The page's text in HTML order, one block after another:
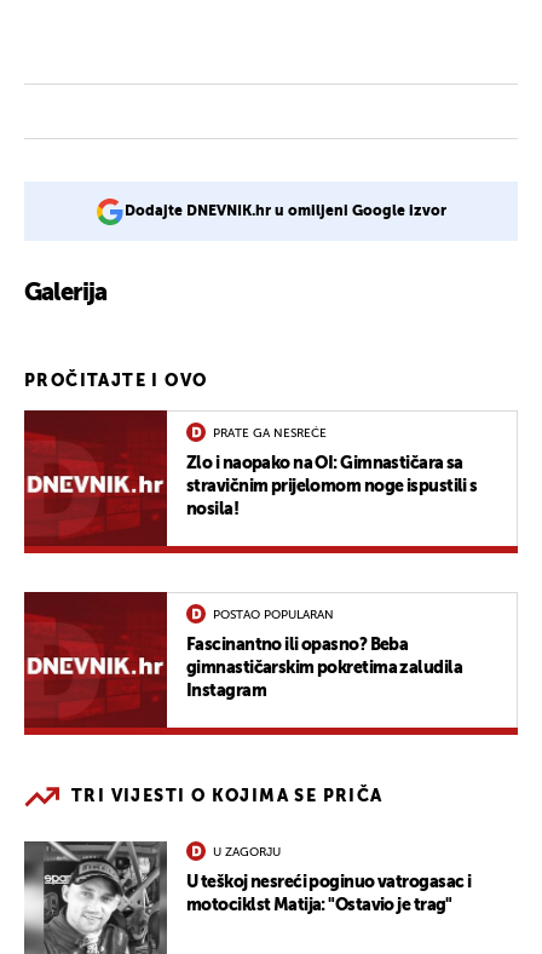
Dodajte DNEVNIK.hr u omiljeni Google izvor
Galerija
PROČITAJTE I OVO
PRATE GA NESREĆE
Zlo i naopako na OI: Gimnastičara sa
stravičnim prijelomom noge ispustili s
nosila!
POSTAO POPULARAN
Fascinantno ili opasno? Beba
gimnastičarskim pokretima zaludila
Instagram
TRI VIJESTI O KOJIMA SE PRIČA
U ZAGORJU
U teškoj nesreći poginuo vatrogasac i
motociklst Matija: "Ostavio je trag"